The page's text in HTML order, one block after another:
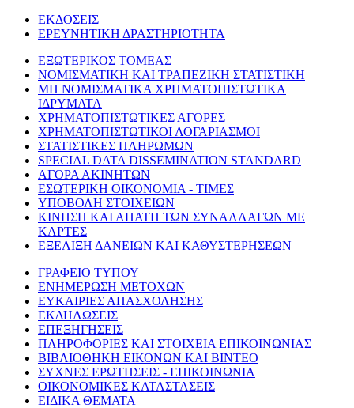
ΕΚΔΟΣΕΙΣ
ΕΡΕΥΝΗΤΙΚΗ ΔΡΑΣΤΗΡΙΟΤΗΤΑ
ΕΞΩΤΕΡΙΚΟΣ ΤΟΜΕΑΣ
ΝΟΜΙΣΜΑΤΙΚΗ ΚΑΙ ΤΡΑΠΕΖΙΚΗ ΣΤΑΤΙΣΤΙΚΗ
ΜΗ ΝΟΜΙΣΜΑΤΙΚΑ ΧΡΗΜΑΤΟΠΙΣΤΩΤΙΚΑ
ΙΔΡΥΜΑΤΑ
ΧΡΗΜΑΤΟΠΙΣΤΩΤΙΚΕΣ ΑΓΟΡΕΣ
ΧΡΗΜΑΤΟΠΙΣΤΩΤΙΚΟΙ ΛΟΓΑΡΙΑΣΜΟΙ
ΣΤΑΤΙΣΤΙΚΕΣ ΠΛΗΡΩΜΩΝ
SPECIAL DATA DISSEMINATION STANDARD
ΑΓΟΡΑ ΑΚΙΝΗΤΩΝ
ΕΣΩΤΕΡΙΚΗ ΟΙΚΟΝΟΜΙΑ - ΤΙΜΕΣ
ΥΠΟΒΟΛΗ ΣΤΟΙΧΕΙΩΝ
ΚΙΝΗΣΗ ΚΑΙ ΑΠΑΤΗ ΤΩΝ ΣΥΝΑΛΛΑΓΩΝ ΜΕ
ΚΑΡΤΕΣ
ΕΞΕΛΙΞΗ ΔΑΝΕΙΩΝ ΚΑΙ ΚΑΘΥΣΤΕΡΗΣΕΩΝ
ΓΡΑΦΕΙΟ ΤΥΠΟΥ
ΕΝΗΜΕΡΩΣΗ ΜΕΤΟΧΩΝ
ΕΥΚΑΙΡΙΕΣ ΑΠΑΣΧΟΛΗΣΗΣ
ΕΚΔΗΛΩΣΕΙΣ
ΕΠΕΞΗΓΗΣΕΙΣ
ΠΛΗΡΟΦΟΡΙΕΣ ΚΑΙ ΣΤΟΙΧΕΙΑ ΕΠΙΚΟΙΝΩΝΙΑΣ
ΒΙΒΛΙΟΘΗΚΗ ΕΙΚΟΝΩΝ ΚΑΙ ΒΙΝΤΕΟ
ΣΥΧΝΕΣ ΕΡΩΤΗΣΕΙΣ - ΕΠΙΚΟΙΝΩΝΙΑ
ΟΙΚΟΝΟΜΙΚΕΣ ΚΑΤΑΣΤΑΣΕΙΣ
ΕΙΔΙΚΑ ΘΕΜΑΤΑ